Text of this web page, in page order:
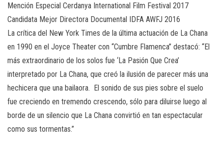
Mención Especial Cerdanya International Film Festival 2017
Candidata Mejor Directora Documental IDFA AWFJ 2016
La crítica del New York Times de la última actuación de La Chana
en 1990 en el Joyce Theater con “Cumbre Flamenca” destacó: “El
más extraordinario de los solos fue ‘La Pasión Que Crea’
interpretado por La Chana, que creó la ilusión de parecer más una
hechicera que una bailaora. El sonido de sus pies sobre el suelo
fue creciendo en tremendo crescendo, sólo para diluirse luego al
borde de un silencio que La Chana convirtió en tan espectacular
como sus tormentas.”